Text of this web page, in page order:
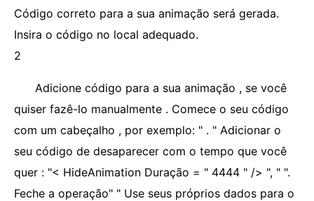
Código correto para a sua animação será gerada.
Insira o código no local adequado.
2
Adicione código para a sua animação , se você
quiser fazê-lo manualmente . Comece o seu código
com um cabeçalho , por exemplo: " . " Adicionar o
seu código de desaparecer com o tempo que você
quer : "< HideAnimation Duração = " 4444 " /> ", " ".
Feche a operação" " Use seus próprios dados para o